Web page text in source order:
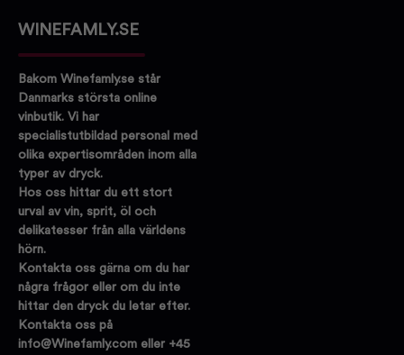
WINEFAMLY.SE
Bakom Winefamly.se står
Danmarks största online
vinbutik. Vi har
specialistutbildad personal med
olika expertisområden inom alla
typer av dryck.
Hos oss hittar du ett stort
urval av vin, sprit, öl och
delikatesser från alla världens
hörn.
Kontakta oss gärna om du har
några frågor eller om du inte
hittar den dryck du letar efter.
Kontakta oss på
info@Winefamly.com eller +45